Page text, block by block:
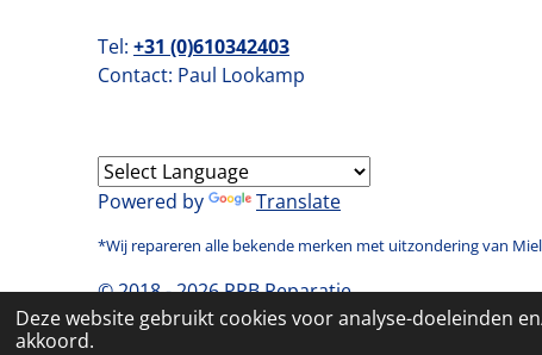
Deze website gebruikt cookies voor analyse-doeleinden
akkoord.
Tel: +31 (0)610342403
Contact: Paul Lookamp
Powered by Translate
*Wij repareren alle bekende merken met uitzondering van
© 2018 -2026PRB Reparatie